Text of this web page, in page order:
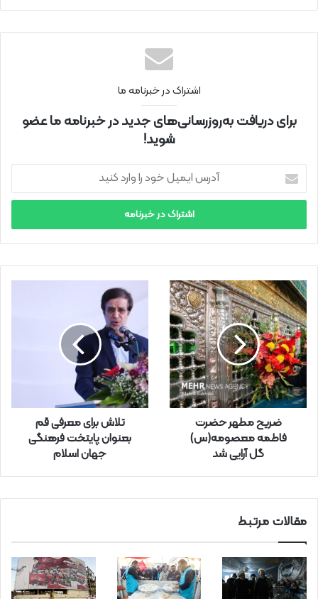
نتی
اشتراک در خبرنامه ما
برای دریافت به‌روزرسانی‌های جدید در خبرنامه ما عضو
شوید!
ر
ا
ی
ل
خ
و
د
ر
ا
ا
ر
ضریح مطهر حضرت
فاطمه معصومه(س)
گل آرایی شد
تلاش برای معرفی قم
بعنوان پایتخت فرهنگی
جهان اسلام
مقالات مرتبط